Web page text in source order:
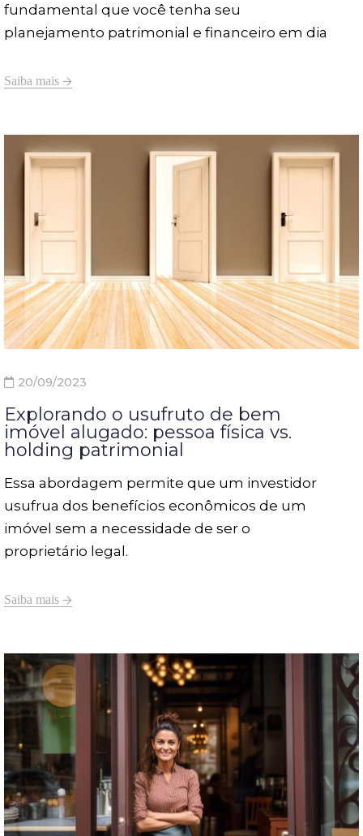
fundamental que você tenha seu
planejamento patrimonial e financeiro em dia
Saiba mais
20/09/2023
Explorando o usufruto de bem
imóvel alugado: pessoa física vs.
holding patrimonial
Essa abordagem permite que um investidor
usufrua dos benefícios econômicos de um
imóvel sem a necessidade de ser o
proprietário legal.
Saiba mais